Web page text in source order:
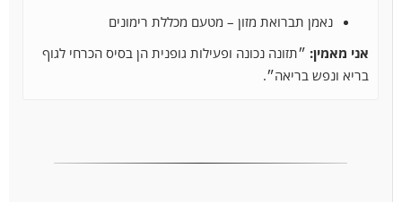
נאמן תברואת מזון – מטעם מכללת רימונים
אני מאמין: ״תזונה נכונה ופעילות גופנית הן בסיס הכרחי לגוף
בריא ונפש בריאה״.